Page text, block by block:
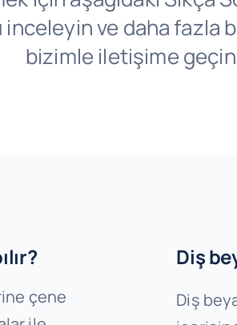
ve daha fazla
bizimle iletişime
çene
Diş
Diş